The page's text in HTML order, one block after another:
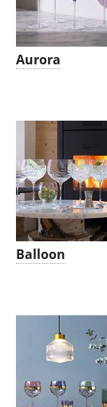
Aurora
Balloon